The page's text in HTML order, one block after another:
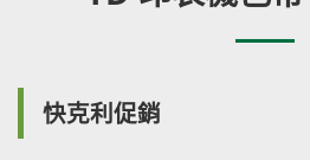
快克利促銷